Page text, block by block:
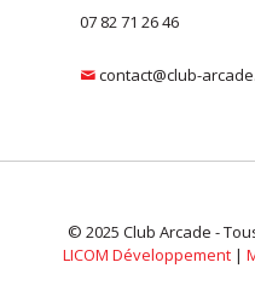
07 82 71 26 46
contact@club-
© 2025 Club Arcade -
LICOM Développement |